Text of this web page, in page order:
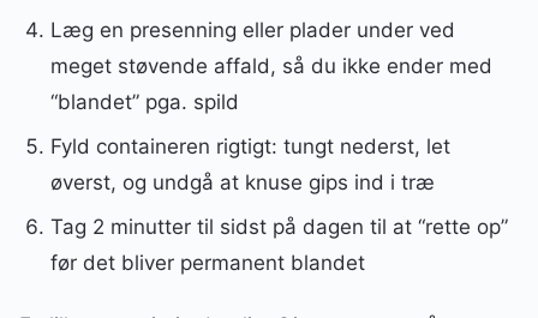
Læg en presenning eller plader under ved
meget støvende affald, så du ikke ender med
“blandet” pga. spild
Fyld containeren rigtigt: tungt nederst, let
øverst, og undgå at knuse gips ind i træ
Tag 2 minutter til sidst på dagen til at “rette op”
før det bliver permanent blandet